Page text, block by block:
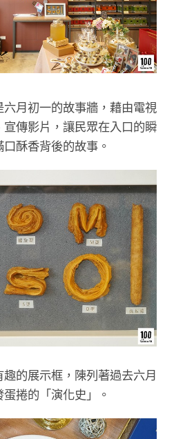
月初一的故事牆，藉由電視
傳影片，讓民眾在入口的瞬
酥香背後的故事。
的展示框，陳列著過去六月
捲的「演化史」。